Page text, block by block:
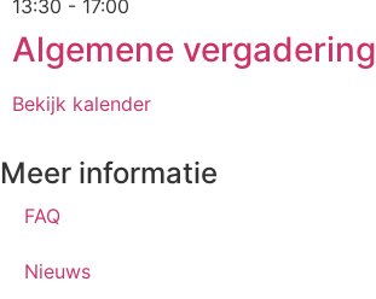
13:30 - 17:00
Algemene vergadering
Bekijk kalender
Meer informatie
FAQ
Nieuws